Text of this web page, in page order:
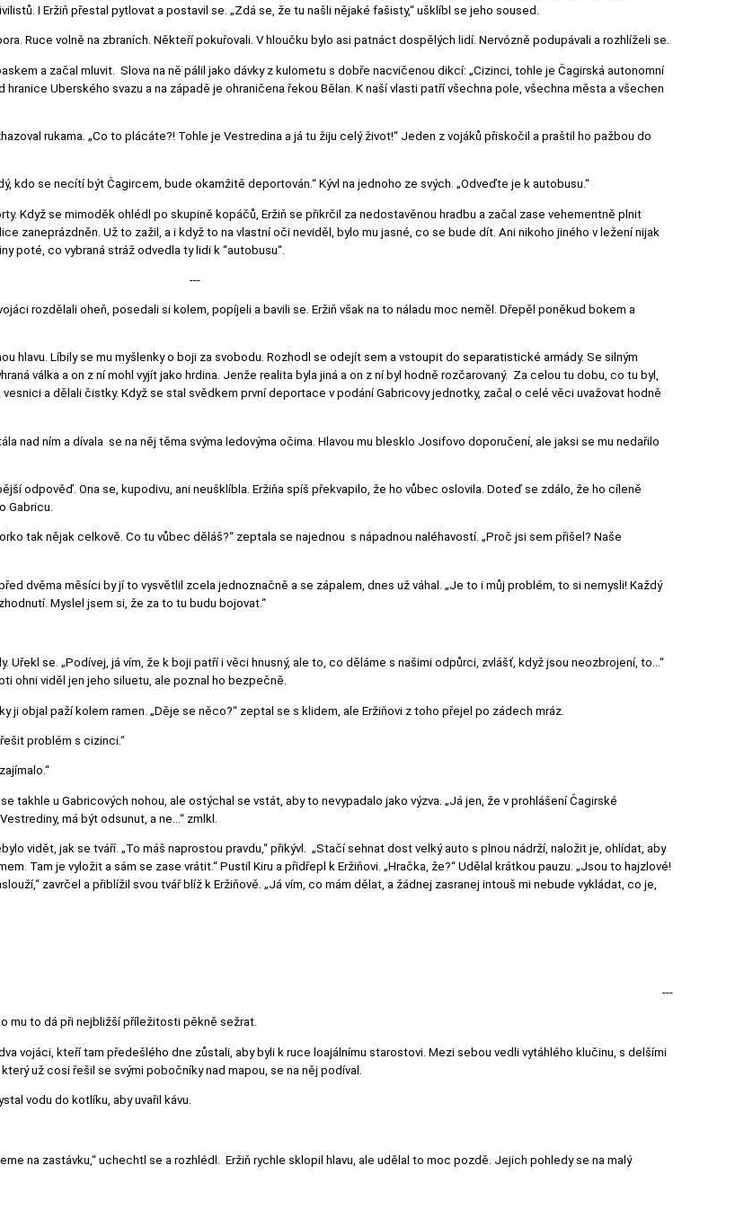
I Eržiň přestal pytlovat a postavil se. „Zdá se, že tu našli nějaké fašisty,“ ušklíbl se jeho soused.
Ruce volně na zbraních. Někteří pokuřovali. V hloučku bylo asi patnáct dospělých lidí. Nervózně podupávali a rozhlíželi se.
a začal mluvit. Slova na ně pálil jako dávky z kulometu s dobře nacvičenou dikcí: „Cizinci, tohle je Čagirská autonomní
Uberského svazu a na západě je ohraničena řekou Bělan. K naší vlasti patří všechna pole, všechna města a všechen
rukama. „Co to plácáte?! Tohle je Vestredina a já tu žiju celý život!“ Jeden z vojáků přiskočil a praštil ho pažbou do
kdo se necítí být Čagircem, bude okamžitě deportován.“ Kývl na jednoho ze svých. „Odveďte je k autobusu.“
Když se mimoděk ohlédl po skupině kopáčů, Eržiň se přikrčil za nedostavěnou hradbu a začal zase vehementně plnit
zaneprázdněn. Už to zažil, a i když to na vlastní oči neviděl, bylo mu jasné, co se bude dít. Ani nikoho jiného v ležení nijak
poté, co vybraná stráž odvedla ty lidi k “autobusu“.
---
rozdělali oheň, posedali si kolem, popíjeli a bavili se. Eržiň však na to náladu moc neměl. Dřepěl poněkud bokem a
hlavu. Líbily se mu myšlenky o boji za svobodu. Rozhodl se odejít sem a vstoupit do separatistické armády. Se silným
válka a on z ní mohl vyjít jako hrdina. Jenže realita byla jiná a on z ní byl hodně rozčarovaný. Za celou tu dobu, co tu byl,
a dělali čistky. Když se stal svědkem první deportace v podání Gabricovy jednotky, začal o celé věci uvažovat hodně
nad ním a dívala se na něj těma svýma ledovýma očima. Hlavou mu blesklo Josifovo doporučení, ale jaksi se mu nedařilo
odpověď. Ona se, kupodivu, ani neušklíbla. Eržiňa spíš překvapilo, že ho vůbec oslovila. Doteď se zdálo, že ho cíleně
Gabricu.
tak nějak celkově. Co tu vůbec děláš?“ zeptala se najednou s nápadnou naléhavostí. „Proč jsi sem přišel? Naše
dvěma měsíci by jí to vysvětlil zcela jednoznačně a se zápalem, dnes už váhal. „Je to i můj problém, to si nemysli! Každý
Myslel jsem si, že za to tu budu bojovat.“
Uřekl se. „Podívej, já vím, že k boji patří i věci hnusný, ale to, co děláme s našimi odpůrci, zvlášť, když jsou neozbrojení, to...“
ohni viděl jen jeho siluetu, ale poznal ho bezpečně.
ji objal paží kolem ramen. „Děje se něco?“ zeptal se s klidem, ale Eržiňovi z toho přejel po zádech mráz.
řešit problém s cizinci.“
takhle u Gabricových nohou, ale ostýchal se vstát, aby to nevypadalo jako výzva. „Já jen, že v prohlášení Čagirské
má být odsunut, a ne...“ zmlkl.
vidět, jak se tváří. „To máš naprostou pravdu,“ přikývl. „Stačí sehnat dost velký auto s plnou nádrží, naložit je, ohlídat, aby
Tam je vyložit a sám se zase vrátit.“ Pustil Kiru a přidřepl k Eržiňovi. „Hračka, že?“ Udělal krátkou pauzu. „Jsou to hajzlové!
zavrčel a přiblížil svou tvář blíž k Eržiňově. „Já vím, co mám dělat, a žádnej zasranej intouš mi nebude vykládat, co je,
---
mu to dá při nejbližší příležitosti pěkně sežrat.
vojáci, kteří tam předešlého dne zůstali, aby byli k ruce loajálnímu starostovi. Mezi sebou vedli vytáhlého klučinu, s delšími
už cosi řešil se svými pobočníky nad mapou, se na něj podíval.
vodu do kotlíku, aby uvařil kávu.
na zastávku,“ uchechtl se a rozhlédl. Eržiň rychle sklopil hlavu, ale udělal to moc pozdě. Jejich pohledy se na malý